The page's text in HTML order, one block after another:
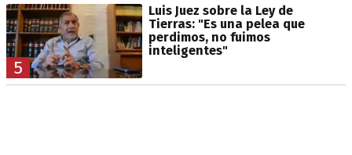
5
Luis Juez sobre la Ley de
Tierras: "Es una pelea que
perdimos, no fuimos
inteligentes"